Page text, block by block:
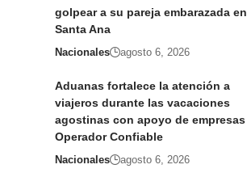
golpear a su pareja embarazada en
Santa Ana
Nacionales agosto 6, 2026
Aduanas fortalece la atención a
viajeros durante las vacaciones
agostinas con apoyo de empresas
Operador Confiable
Nacionales agosto 6, 2026